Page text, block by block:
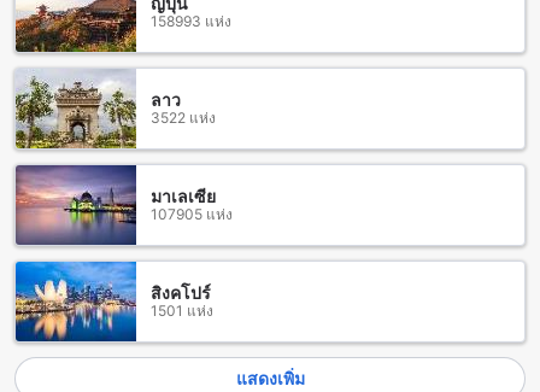
รีสอร์ท
เฮือนดอกเอื้อง รีสอร์ท มีสิ่งอำนวยความสะดวกการรับประทาน
อาหารที่หลากหลายและมีคุณภาพสูง ที่นี่คุณสามารถสัมผัสกับ
ความอร่อยของอาหารในบรรยากาศที่เงียบสงบและเป็นธรรมชาติ
ได้
ร้านอาหารของเราเสิร์ฟอาหารไทยและอาหารตะวันตกที่อร่อย
และสดใหม่ทุกวัน คุณสามารถเลือกชิมอาหารจากเมนูที่หลาก
หลาย เช่น ผัดไทยกุ้งสด, ต้มยำกุ้ง, ปลาทอดกระเทียม, หมูกระทะ,
และอีกมากมาย นอกจากนี้ยังมีบริการอาหารเช้าแบบบุฟเฟ่ต์ที่มี
อาหารให้เลือกหลากหลายเพื่อสร้างประสบการณ์การรับประทาน
อาหารที่สุดพิเศษให้กับคุณ
เรายังมีบาร์ที่มีเครื่องดื่มอร่อยๆ รวมถึงเครื่องดื่มเครื่องแต่งกายสุด
พิเศษที่คุณสามารถสัมผัสได้ในระหว่างการพักผ่อน เพื่อให้คุณ
สามารถสนุกไปกับเพื่อนหรือครอบครัวได้อย่างเต็มที่
158993 แห่ง
ลาว
3522 แห่ง
มาเลเซีย
107905 แห่ง
สิงคโปร์
1501 แห่ง
แสดงเพิ่ม